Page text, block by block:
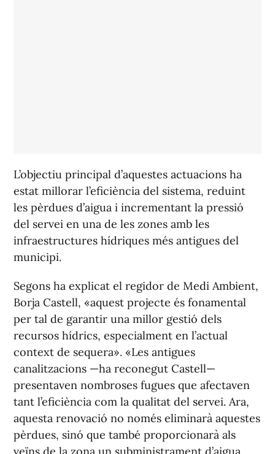
L’objectiu principal d’aquestes actuacions ha
estat millorar l’eficiència del sistema, reduint
les pèrdues d’aigua i incrementant la pressió
del servei en una de les zones amb les
infraestructures hídriques més antigues del
municipi.
Segons ha explicat el regidor de Medi Ambient,
Borja Castell, «aquest projecte és fonamental
per tal de garantir una millor gestió dels
recursos hídrics, especialment en l’actual
context de sequera». «Les antigues
canalitzacions —ha reconegut Castell—
presentaven nombroses fugues que afectaven
tant l’eficiència com la qualitat del servei. Ara,
aquesta renovació no només eliminarà aquestes
pèrdues, sinó que també proporcionarà als